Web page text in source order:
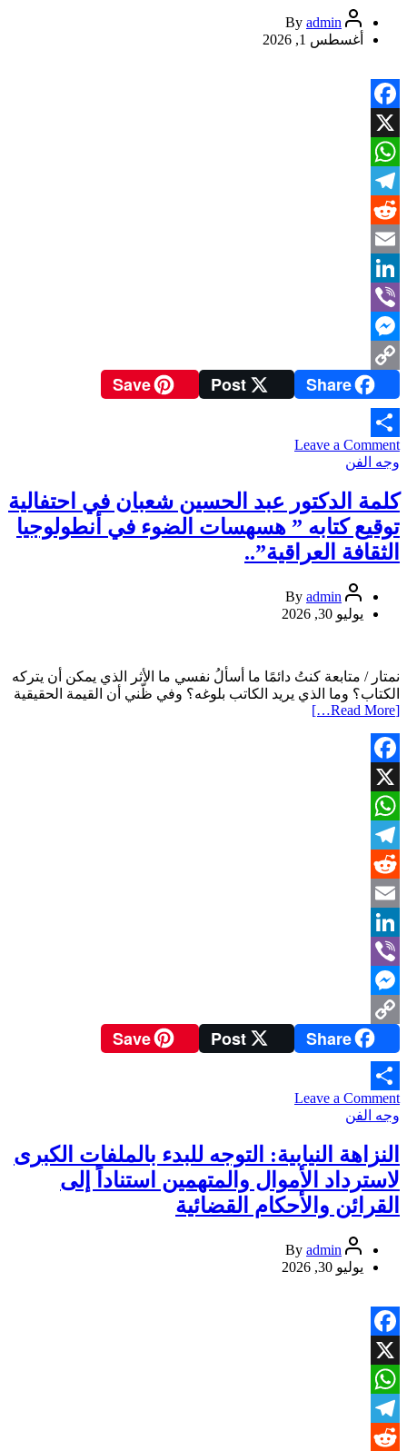
الزاويتي
..حين
admin
أغسطس 1, 2026
Facebook
X
WhatsApp
Telegram
Reddit
Email
LinkedIn
Viber
Messenger
Copy
Link
Share
Post
Save
Share
Leave a Comment
on
للقراءة
في
اربيل
يقيم
ندوة
رواية
“هُروبٌ
للروائي
أحمد
الزوايتي..
وجه الفن
كلمة الدكتور عبد الحسين شعبان في احتفالية
توقيع كتابه ” هسهسات الضوء في أنطولوجيا
الثقافة العراقية”..
admin
يوليو 30, 2026
نمتار / متابعة كنتُ دائمًا ما أسألُ نفسي ما الأثر الذي يمكن أن يتركه
الكتاب؟ وما الذي يريد الكاتب بلوغه؟ وفي ظّني أن القيمة الحقيقية
[Read More…]
Facebook
X
WhatsApp
Telegram
Reddit
Email
LinkedIn
Viber
Messenger
Copy
Link
Share
Post
Save
Share
Leave a Comment
on
عبد
الحسين
شعبان
في
احتفالية
كتابه
”
وجه الفن
النزاهة النيابية: التوجه للبدء بالملفات الكبرى
لاسترداد الأموال والمتهمين استناداً إلى
القرائن والأحكام القضائية
admin
يوليو 30, 2026
Facebook
X
WhatsApp
Telegram